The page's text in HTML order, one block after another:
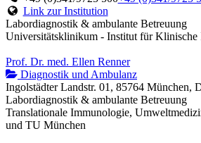
Link zur Institution
Labordiagnostik & ambulante Betreuung
Universitätsklinikum - Institut für Klinische
Prof. Dr. med. Ellen Renner
Diagnostik und Ambulanz
Ingolstädter Landstr. 01, 85764 München,
Labordiagnostik & ambulante Betreuung
Translationale Immunologie,
und TU München